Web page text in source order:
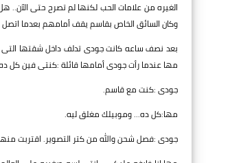
الغيره من علامات الحب لكنها لم تصرح حتى
وكان السائق الخاص بقاسم يقف أمامهم بعدما اتصل
بعد نصف ساعه كانت جودى تدلف داخل شقتها
مها عندما رأت جودى أمامها قائلة :كنتى فين كل ده الساعه عدت12. ثم صرخت قائله :انا
جودى :كنت مع قاسم.
مها:كل ده... وموبيلك مغلق ليه.
جودى :فصل شحن والله من كتر التصوير. اقتربت